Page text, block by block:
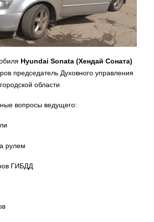
Hyundai Sonata (Хендай Соната)
председатель Духовного управления
области
вопросы ведущего:
рулем
ГИБДД